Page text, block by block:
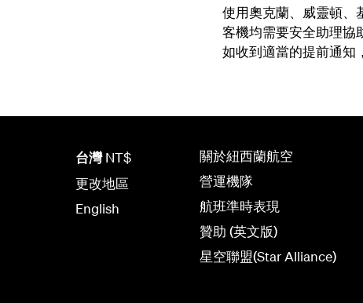
使用奧克蘭、威靈頓、
客機均需要安全助理協
如收到適當的提前通知
台灣NT$
更改地區
English
關於紐西蘭航空
營運機隊
航班準時表現
贊助 (英文版)
星空聯盟(Star Alliance)